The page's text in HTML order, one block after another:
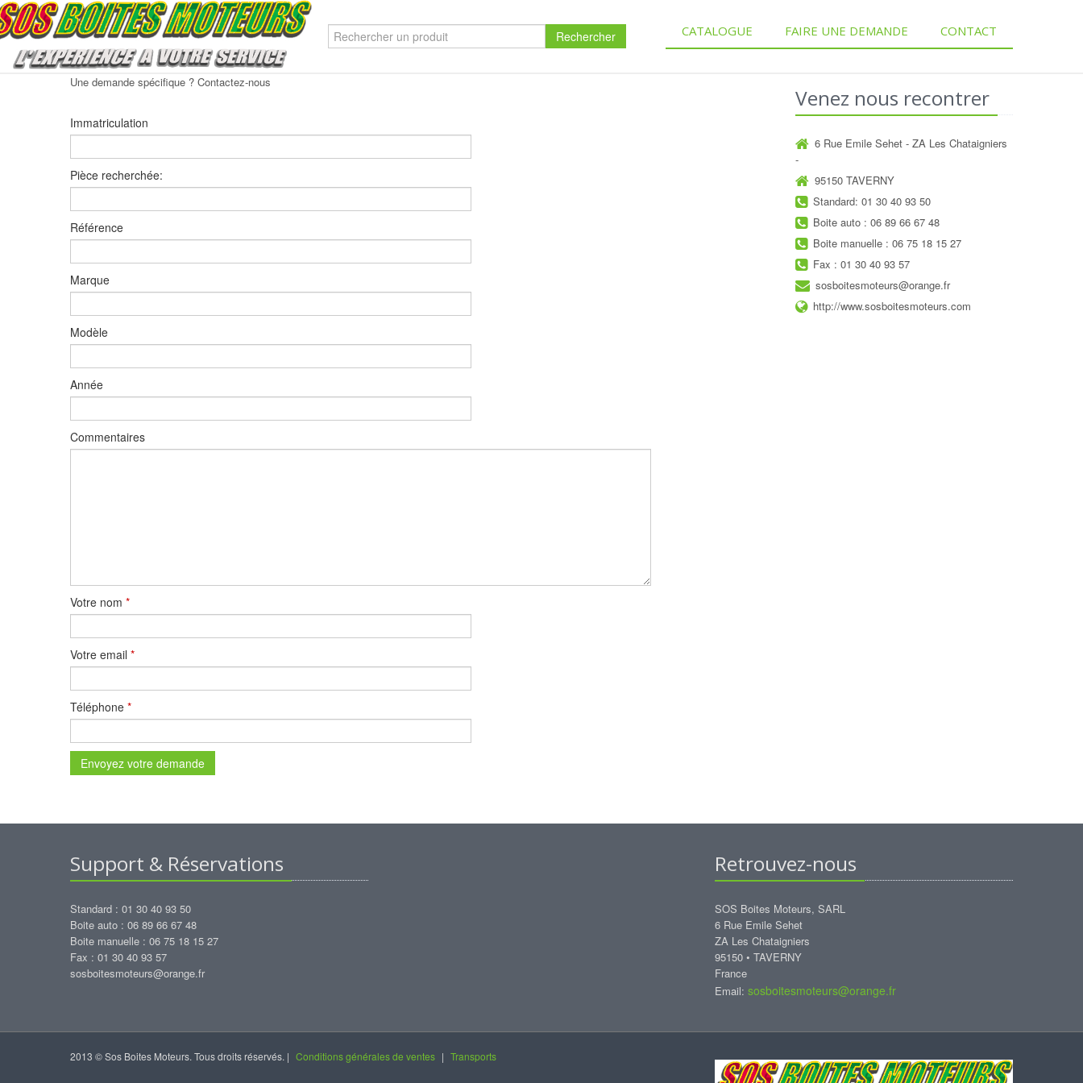
Rechercher CATALOGUE FAIRE UNE DEMANDE CONTACT
Une demande spécifique ? Contactez-nous
Immatriculation
Pièce recherchée:
Référence
Marque
Modèle
Année
Commentaires
Votre nom *
Votre email *
Téléphone *
Envoyez votre demande
Venez nous recontrer
6 Rue Emile Sehet - ZA Les Chataigniers
-
95150 TAVERNY
Standard: 01 30 40 93 50
Boite auto : 06 89 66 67 48
Boite manuelle : 06 75 18 15 27
Fax : 01 30 40 93 57
sosboitesmoteurs@orange.fr
http://www.sosboitesmoteurs.com
Support & Réservations
Standard : 01 30 40 93 50
Boite auto : 06 89 66 67 48
Boite manuelle : 06 75 18 15 27
Fax : 01 30 40 93 57
sosboitesmoteurs@orange.fr
Retrouvez-nous
SOS Boites Moteurs, SARL
6 Rue Emile Sehet
ZA Les Chataigniers
95150 • TAVERNY
France
Email: sosboitesmoteurs@orange.fr
2013 © Sos Boites Moteurs. Tous droits réservés. | Conditions générales de ventes | Transports